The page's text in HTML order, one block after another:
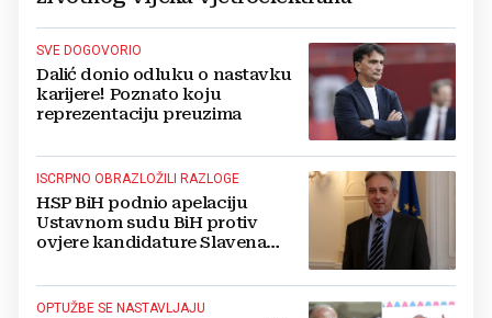
SVE DOGOVORIO
Dalić donio odluku o nastavku
karijere! Poznato koju
reprezentaciju preuzima
ISCRPNO OBRAZLOŽILI RAZLOGE
HSP BiH podnio apelaciju
Ustavnom sudu BiH protiv
ovjere kandidature Slavena
OPTUŽBE SE NASTAVLJAJU